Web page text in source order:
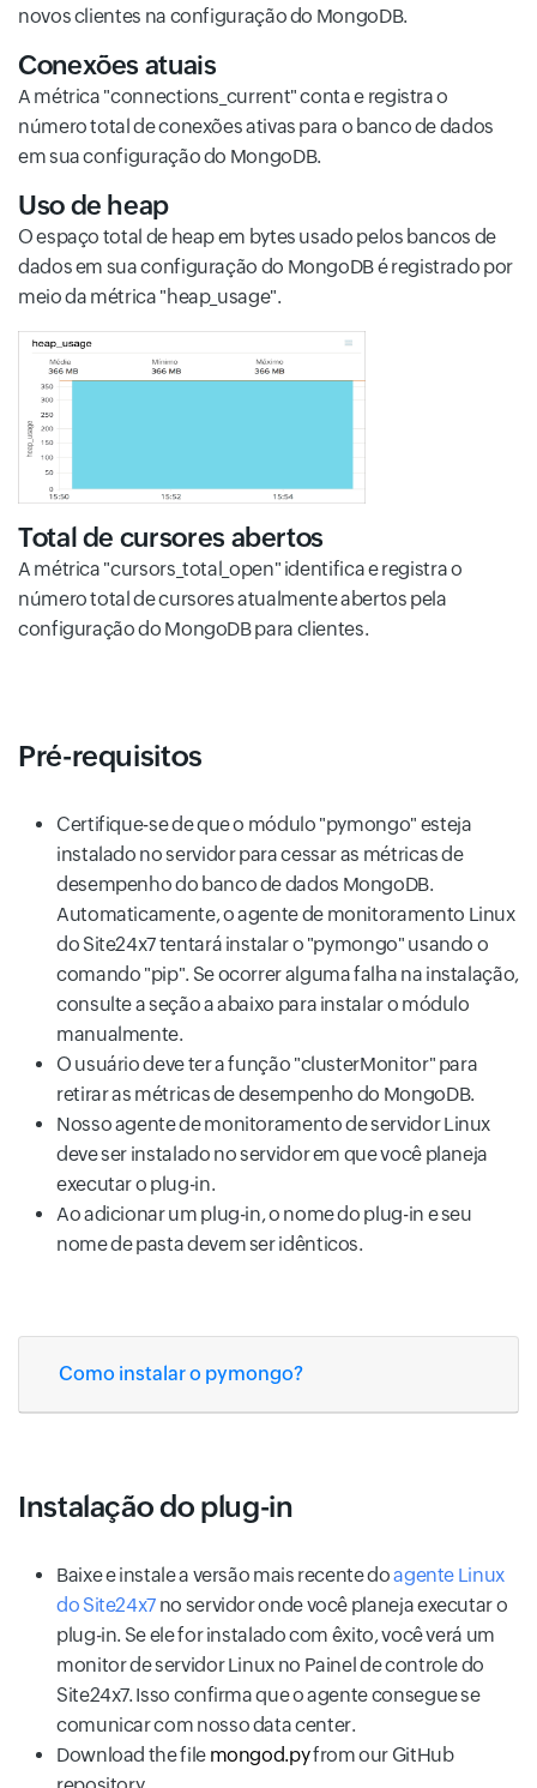
novos clientes na configuração do MongoDB.
Conexões atuais
A métrica "connections_current" conta e registra o
número total de conexões ativas para o banco de dados
em sua configuração do MongoDB.
Uso de heap
O espaço total de heap em bytes usado pelos bancos de
dados em sua configuração do MongoDB é registrado por
meio da métrica "heap_usage".
Total de cursores abertos
A métrica "cursors_total_open" identifica e registra o
número total de cursores atualmente abertos pela
configuração do MongoDB para clientes.
Pré-requisitos
Certifique-se de que o módulo "pymongo" esteja
instalado no servidor para cessar as métricas de
desempenho do banco de dados MongoDB.
Automaticamente, o agente de monitoramento Linux
do Site24x7 tentará instalar o "pymongo" usando o
comando "pip". Se ocorrer alguma falha na instalação,
consulte a seção a abaixo para instalar o módulo
manualmente.
O usuário deve ter a função "clusterMonitor" para
retirar as métricas de desempenho do MongoDB.
Nosso agente de monitoramento de servidor Linux
deve ser instalado no servidor em que você planeja
executar o plug-in.
Ao adicionar um plug-in, o nome do plug-in e seu
nome de pasta devem ser idênticos.
Como instalar o pymongo?
Instalação do plug-in
Baixe e instale a versão mais recente doagente Linux
do Site24x7 no servidor onde você planeja executar o
plug-in. Se ele for instalado com êxito, você verá um
monitor de servidor Linux no Painel de controle do
Site24x7. Isso confirma que o agente consegue se
comunicar com nosso data center.
Download the file mongod.pyfrom our GitHub